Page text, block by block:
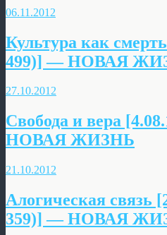
06.11.2012
Культура как
499)] — НОВАЯ
27.10.2012
Свобода и вера
НОВАЯ ЖИЗНЬ
21.10.2012
Алогическая связь
359)] — НОВАЯ